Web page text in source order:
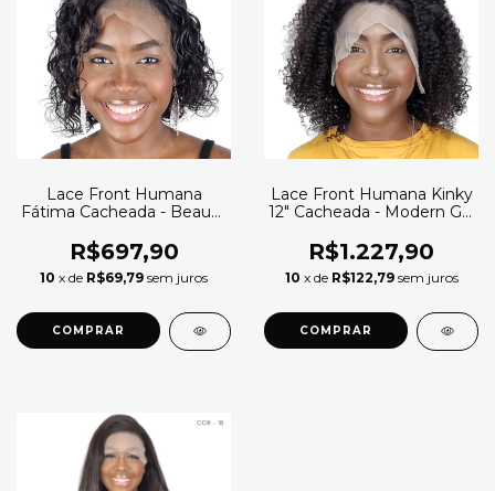
Lace Front Humana
Fátima Cacheada - Beauty
R$697,90
10 x de R$69,79 sem juros
Lace Front Humana Kinky
12" Cacheada - Modern Girl
R$1.227,90
10 x de R$122,79 sem juros